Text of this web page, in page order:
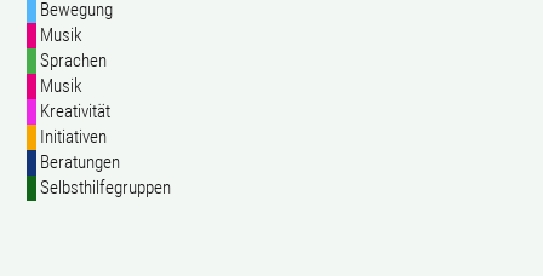
Bewegung
Musik
Sprachen
Musik
Kreativität
Initiativen
Beratungen
Selbsthilfegruppen